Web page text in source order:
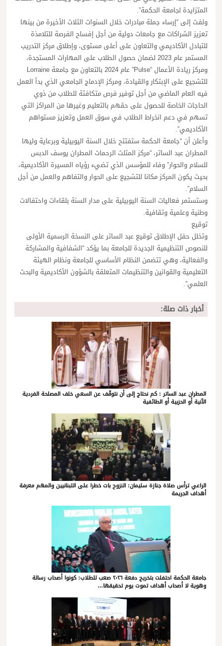
المتزايدة لجامعة الحكمة”.
ولفت إلى “إرساء جملة مبادرات خلال السنوات الثلاث الأخيرة من بينها
تعزيز الشراكات مع جامعات دولية من أجل إفساح الفرصة للتلامذة
للتبادل الأكاديمي والتعاون على أعلى مستوى، وإطلاق مركز التدريب
المستمر عام 2023 لضمان حصول الطلاب على المهارات المستجدة،
ومركز ريادة الأعمال “Pulse” عام 2024 بالتعاون مع جامعة Lorraine
للتشجيع على الإبتكار والقيادة، ومركز الإدماج الجامعي الذي بدأ العمل
فيه العام الماضي من أجل توفير فرص متكافئة للطلاب من ذوي
الحاجات الخاصة للحصول على حقهم بالتعليم وغيرها من المراكز التي
تسهم في دعم انخراط الطلاب في سوق العمل وتعزيز مستواهم
الأكاديمي”.
وأعلن أن “جامعة الحكمة ستفتتح خلال السنة اليوبيلية وبرعاية وليها
المطران عبد الساتر، “مركز المثلث الرحمات المطران يوسف الدبس
للسلام والحوار” وفاء للمؤسس الذي تضيء رؤياه المسيرة الأكاديمية،
بحيث يكون المركز مكانا للتشجيع على الحوار والتفاهم والعمل من أجل
السلام”.
وستستمر فعاليات السنة اليوبيلية على مدار السنة بلقاءات واحتفالات
وطنية وعلمية وثقافية.
توقيع
وتخلل حفل الإطلاق توقيع عبد الساتر على النسخة الرسمية الأولى
للنصوص التنظيمية الجديدة للجامعة بما يؤكد “الشفافية والمشاركة
والفعالية، وهي تتضمن النظام الأساسي للجامعة ونظام الهيئة
التعليمية والقوانين والتنظيمات المتعلقة بالشؤون الأكاديمية والبحث
العلمي”.
أخبار ذات صلة:
المطران عبد الساتر : كم نحتاج إلى أن نتوقّف عن السعي خلف المصلحة الفردية
الآنية أو الحزبية أو الطائفية
الراعي ترأس صلاة جنازة سليمان: النزوح بات خطرا على اللبنانيين والمهم معرفة
أهداف الجريمة
جامعة الحكمة احتفلت بتخريج دفعة ٢٠٢٦ صعب للطلاب: كونوا أصحاب رسالة
وهوية لا أصحاب أهداف تموت يوم تحقيقها…